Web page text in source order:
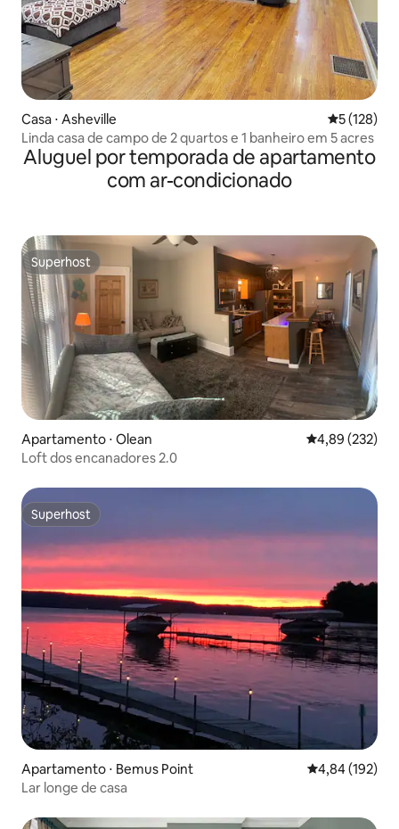
Casa ⋅ Asheville 5 de uma
5 (128)
Linda casa de campo de 2 quartos e 1 banheiro em 5 acres
Aluguel por temporada de apartamento
com ar-condicionado
Superhost
Superhost
Apartamento ⋅ Olean 4,89 de uma
4,89 (232)
Loft dos encanadores 2.0
Superhost
Superhost
Apartamento ⋅ Bemus Point 4,84 de uma
4,84 (192)
Lar longe de casa